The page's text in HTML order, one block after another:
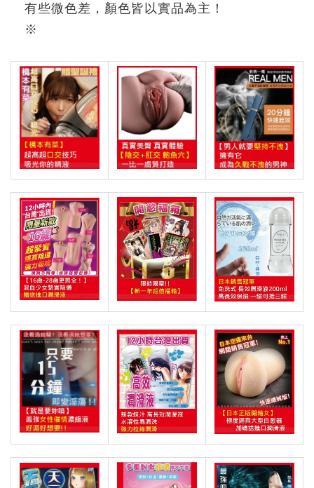
有些微色差，顏色皆以實品為主！
※